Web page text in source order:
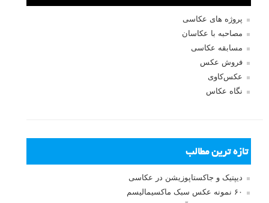
پروژه های عکاسی
مصاحبه با عکاسان
مسابقه عکاسی
فروش عکس
عکس‌کاوی
نگاه عکاس
تازه ترین مطالب
دیپتیک و جاکستا‌پوزیشن در عکاسی
۶۰ نمونه عکس سبک ماکسیمالیسم